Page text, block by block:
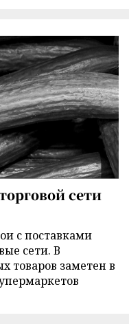
сети
с поставками
сети. В
товаров заметен в